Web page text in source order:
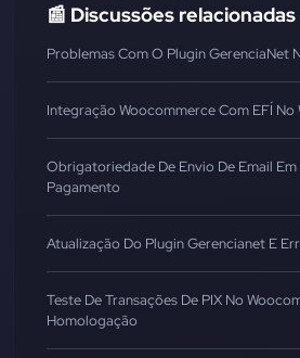
📰 Discussões relacionadas
Problemas Com O Plugin GerenciaNet
Integração Woocommerce Com EFÍ No
Obrigatoriedade De Envio De Email Em
Pagamento
Atualização Do Plugin Gerencianet E
Teste De Transações De PIX No
Homologação